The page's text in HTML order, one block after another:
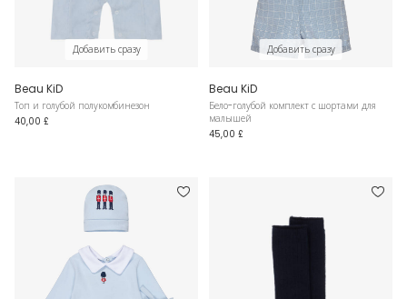
Добавить сразу
Beau KiD
Топ и голубой полукомбинезон
40,00 £
Добавить сразу
Beau KiD
Бело-голубой комплект с шортами для
малышей
45,00 £